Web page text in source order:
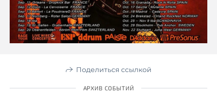
Поделиться ссылкой
АРХИВ СОБЫТИЙ